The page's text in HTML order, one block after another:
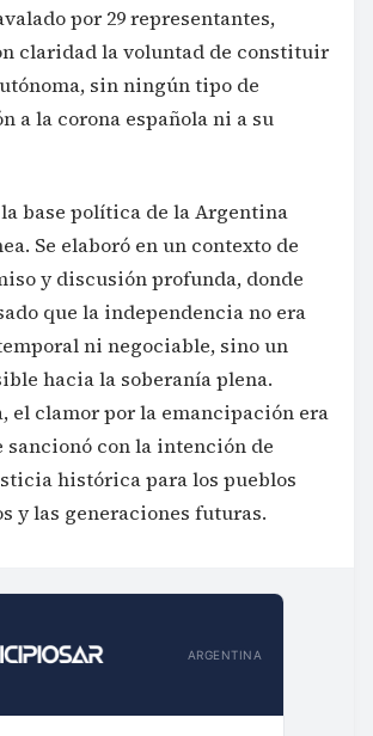
por 29 representantes,
claridad la voluntad de constituir
sin ningún tipo de
a la corona española ni a su
base política de la Argentina
Se elaboró en un contexto de
y discusión profunda, donde
que la independencia no era
ni negociable, sino un
hacia la soberanía plena.
el clamor por la emancipación era
sancionó con la intención de
histórica para los pueblos
y las generaciones futuras.
ARGENTINA